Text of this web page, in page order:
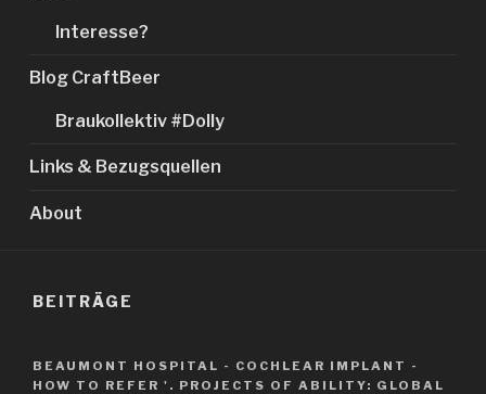
Interesse?
Blog CraftBeer
Braukollektiv #Dolly
Links & Bezugsquellen
About
BEITRÄGE
BEAUMONT HOSPITAL - COCHLEAR IMPLANT -
HOW TO REFER '. PROJECTS OF ABILITY: GLOBAL